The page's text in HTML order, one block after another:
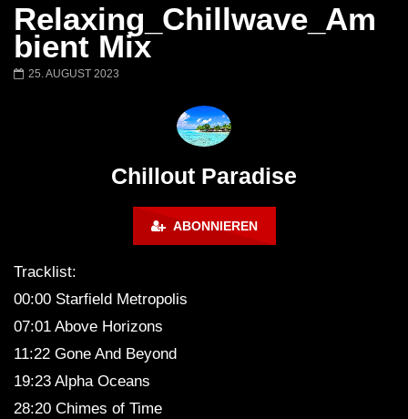
Chillout Ibiza Lounge 2024 🍓
Calm & Relaxing Background
Relaxing_Chillwave_Am
bient Mix
25. AUGUST 2023
Chillout Paradise
ABONNIEREN
Tracklist:
00:00 Starfield Metropolis
07:01 Above Horizons
11:22 Gone And Beyond
19:23 Alpha Oceans
28:20 Chimes of Time